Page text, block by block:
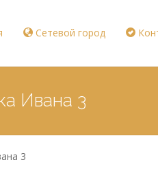
Сетевой город
Ивана 3
3